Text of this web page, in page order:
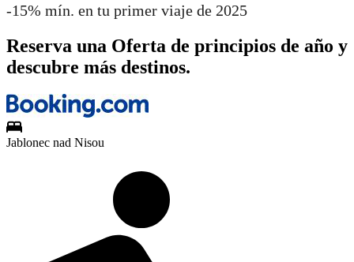
-15% mín. en tu primer viaje de 2025
Reserva una Oferta de principios de año y
descubre más destinos.
Jablonec nad Nisou